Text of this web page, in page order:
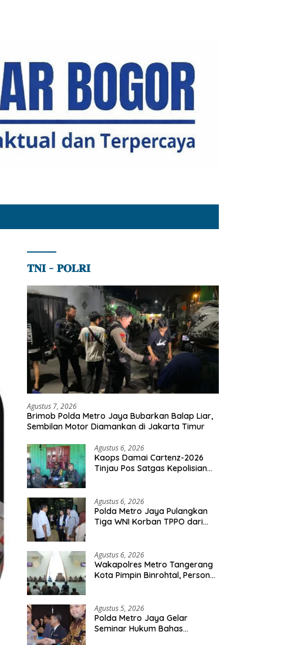
𝐓𝐍𝐈 – 𝐏𝐎𝐋𝐑𝐈
Agustus 7, 2026
Brimob Polda Metro Jaya Bubarkan Balap Liar,
Sembilan Motor Diamankan di Jakarta Timur
Agustus 6, 2026
Kaops Damai Cartenz-2026
Tinjau Pos Satgas Kepolisian
Bersama Masyarakat
Agustus 6, 2026
Polda Metro Jaya Pulangkan
Tiga WNI Korban TPPO dari
Agustus 6, 2026
Wakapolres Metro Tangerang
Kota Pimpin Binrohtal, Personel
Agustus 5, 2026
Polda Metro Jaya Gelar
Seminar Hukum Bahas